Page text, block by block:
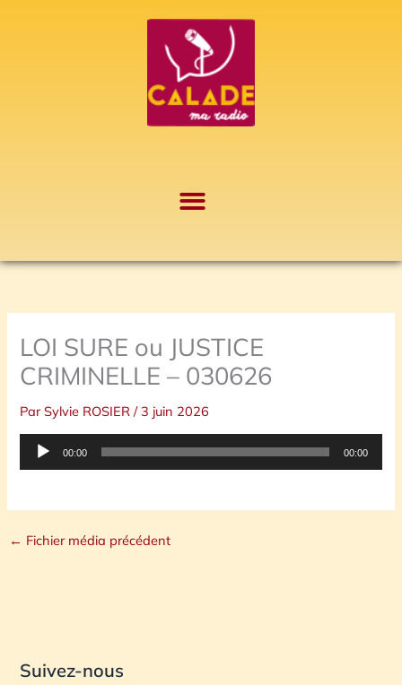
LOI SURE ou JUSTICE
CRIMINELLE – 030626
ParSylvie ROSIER/ 3 juin 2026
Lecteur
00:00 00:00
← Fichier média précédent
Suivez-nous